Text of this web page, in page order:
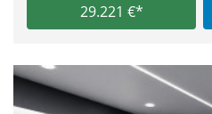
29.221 €*